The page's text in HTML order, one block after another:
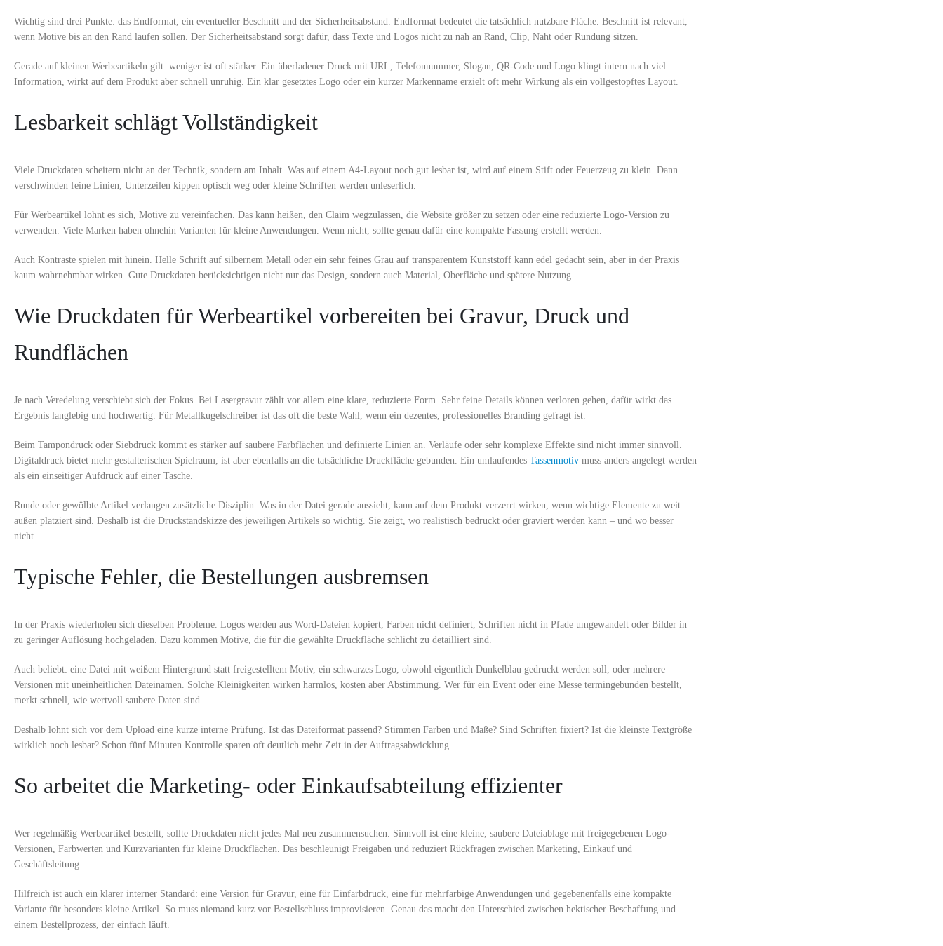
Wichtig sind drei Punkte: das Endformat, ein eventueller Beschnitt und der Sicherheitsabstand. Endformat bedeutet die tatsächlich nutzbare Fläche. Beschnitt ist relevant,
wenn Motive bis an den Rand laufen sollen. Der Sicherheitsabstand sorgt dafür, dass Texte und Logos nicht zu nah an Rand, Clip, Naht oder Rundung sitzen.
Gerade auf kleinen Werbeartikeln gilt: weniger ist oft stärker. Ein überladener Druck mit URL, Telefonnummer, Slogan, QR-Code und Logo klingt intern nach viel
Information, wirkt auf dem Produkt aber schnell unruhig. Ein klar gesetztes Logo oder ein kurzer Markenname erzielt oft mehr Wirkung als ein vollgestopftes Layout.
Lesbarkeit schlägt Vollständigkeit
Viele Druckdaten scheitern nicht an der Technik, sondern am Inhalt. Was auf einem A4-Layout noch gut lesbar ist, wird auf einem Stift oder Feuerzeug zu klein. Dann
verschwinden feine Linien, Unterzeilen kippen optisch weg oder kleine Schriften werden unleserlich.
Für Werbeartikel lohnt es sich, Motive zu vereinfachen. Das kann heißen, den Claim wegzulassen, die Website größer zu setzen oder eine reduzierte Logo-Version zu
verwenden. Viele Marken haben ohnehin Varianten für kleine Anwendungen. Wenn nicht, sollte genau dafür eine kompakte Fassung erstellt werden.
Auch Kontraste spielen mit hinein. Helle Schrift auf silbernem Metall oder ein sehr feines Grau auf transparentem Kunststoff kann edel gedacht sein, aber in der Praxis
kaum wahrnehmbar wirken. Gute Druckdaten berücksichtigen nicht nur das Design, sondern auch Material, Oberfläche und spätere Nutzung.
Wie Druckdaten für Werbeartikel vorbereiten bei Gravur, Druck und
Rundflächen
Je nach Veredelung verschiebt sich der Fokus. Bei Lasergravur zählt vor allem eine klare, reduzierte Form. Sehr feine Details können verloren gehen, dafür wirkt das
Ergebnis langlebig und hochwertig. Für Metallkugelschreiber ist das oft die beste Wahl, wenn ein dezentes, professionelles Branding gefragt ist.
Beim Tampondruck oder Siebdruck kommt es stärker auf saubere Farbflächen und definierte Linien an. Verläufe oder sehr komplexe Effekte sind nicht immer sinnvoll.
Digitaldruck bietet mehr gestalterischen Spielraum, ist aber ebenfalls an die tatsächliche Druckfläche gebunden. Ein umlaufendes Tassenmotiv muss anders angelegt werden
als ein einseitiger Aufdruck auf einer Tasche.
Runde oder gewölbte Artikel verlangen zusätzliche Disziplin. Was in der Datei gerade aussieht, kann auf dem Produkt verzerrt wirken, wenn wichtige Elemente zu weit
außen platziert sind. Deshalb ist die Druckstandskizze des jeweiligen Artikels so wichtig. Sie zeigt, wo realistisch bedruckt oder graviert werden kann – und wo besser
nicht.
Typische Fehler, die Bestellungen ausbremsen
In der Praxis wiederholen sich dieselben Probleme. Logos werden aus Word-Dateien kopiert, Farben nicht definiert, Schriften nicht in Pfade umgewandelt oder Bilder in
zu geringer Auflösung hochgeladen. Dazu kommen Motive, die für die gewählte Druckfläche schlicht zu detailliert sind.
Auch beliebt: eine Datei mit weißem Hintergrund statt freigestelltem Motiv, ein schwarzes Logo, obwohl eigentlich Dunkelblau gedruckt werden soll, oder mehrere
Versionen mit uneinheitlichen Dateinamen. Solche Kleinigkeiten wirken harmlos, kosten aber Abstimmung. Wer für ein Event oder eine Messe termingebunden bestellt,
merkt schnell, wie wertvoll saubere Daten sind.
Deshalb lohnt sich vor dem Upload eine kurze interne Prüfung. Ist das Dateiformat passend? Stimmen Farben und Maße? Sind Schriften fixiert? Ist die kleinste Textgröße
wirklich noch lesbar? Schon fünf Minuten Kontrolle sparen oft deutlich mehr Zeit in der Auftragsabwicklung.
So arbeitet die Marketing- oder Einkaufsabteilung effizienter
Wer regelmäßig Werbeartikel bestellt, sollte Druckdaten nicht jedes Mal neu zusammensuchen. Sinnvoll ist eine kleine, saubere Dateiablage mit freigegebenen Logo-
Versionen, Farbwerten und Kurzvarianten für kleine Druckflächen. Das beschleunigt Freigaben und reduziert Rückfragen zwischen Marketing, Einkauf und
Geschäftsleitung.
Hilfreich ist auch ein klarer interner Standard: eine Version für Gravur, eine für Einfarbdruck, eine für mehrfarbige Anwendungen und gegebenenfalls eine kompakte
Variante für besonders kleine Artikel. So muss niemand kurz vor Bestellschluss improvisieren. Genau das macht den Unterschied zwischen hektischer Beschaffung und
einem Bestellprozess, der einfach läuft.